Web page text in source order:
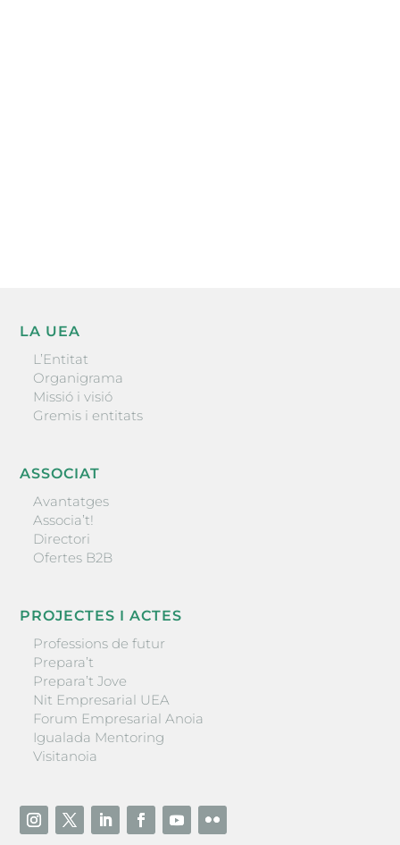
LA UEA
L’Entitat
Organigrama
Missió i visió
Gremis i entitats
ASSOCIAT
Avantatges
Associa’t!
Directori
Ofertes B2B
PROJECTES I ACTES
Professions de futur
Prepara’t
Prepara’t Jove
Nit Empresarial UEA
Forum Empresarial Anoia
Igualada Mentoring
Visitanoia